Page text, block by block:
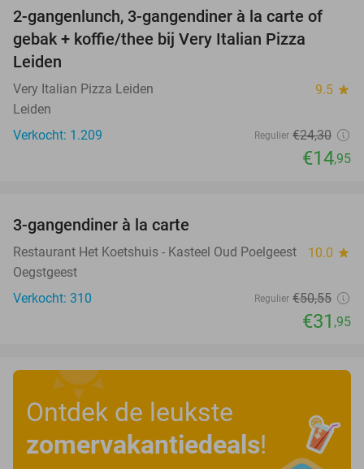
38%
2-gangenlunch, 3-gangendiner à la carte of
gebak + koffie/thee bij Very Italian Pizza
Leiden
Very Italian Pizza Leiden 9.5 star
Leiden
Verkocht: 1.209
Regulier €24,30
€14,95
3-gangendiner à la carte
Restaurant Het Koetshuis - Kasteel Oud Poelgeest 10.0 star
Oegstgeest
Verkocht: 310
Regulier €50,55
€31 ,95
Ontdek de leukste
zomervakantiedeals!